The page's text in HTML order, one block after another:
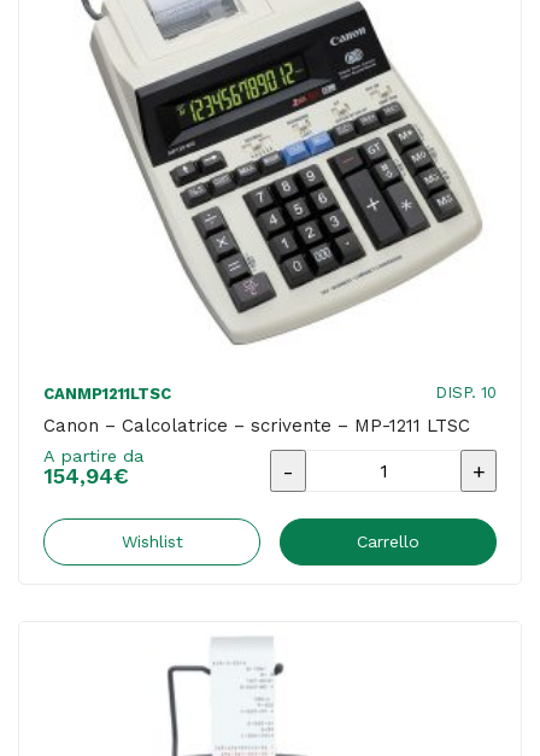
cifre
-
Bianco
-
Sharp
-
SH-
EL1611V
quantità
CANMP1211LTSC DISP. 10
Canon – Calcolatrice – scrivente – MP-1211 LTSC
A partire da
154,94€
Canon
Calcolatrice
-
MP-
1211
Wishlist Carrello